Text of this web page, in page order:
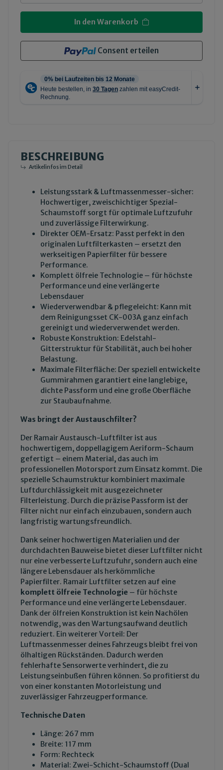
In den Warenkorb
Consent erteilen
BESCHREIBUNG
Artikelinfos im Detail
Leistungsstark & Luftmassenmesser-sicher:
Hochwertiger, zweischichtiger Spezial-
Schaumstoff sorgt für optimale Luftzufuhr
und zuverlässige Filterwirkung.
Direkter OEM-Ersatz: Passt perfekt in den
originalen Luftfilterkasten – ersetzt den
werkseitigen Papierfilter für bessere
Performance.
Komplett ölfreie Technologie – für höchste
Performance und eine verlängerte
Lebensdauer
Wiederverwendbar & pflegeleicht: Kann mit
dem Reinigungsset CK-003A ganz einfach
gereinigt und wiederverwendet werden.
Robuste Konstruktion: Edelstahl-
Gitterstruktur für Stabilität, auch bei hoher
Belastung.
Maximale Filterfläche: Der speziell entwickelte
Gummirahmen garantiert eine langlebige,
dichte Passform und eine große Oberfläche
zur Staubaufnahme.
Was bringt der Austauschfilter?
Der Ramair Austausch-Luftfilter ist aus
hochwertigem, doppellagigem Aeriform-Schaum
gefertigt – einem Material, das auch im
professionellen Motorsport zum Einsatz kommt. Die
spezielle Schaumstruktur kombiniert maximale
Luftdurchlässigkeit mit ausgezeichneter
Filterleistung. Durch die präzise Passform ist der
Filter nicht nur einfach einzubauen, sondern auch
langfristig wartungsfreundlich.
Dank seiner hochwertigen Materialien und der
durchdachten Bauweise bietet dieser Luftfilter nicht
nur eine verbesserte Luftzufuhr, sondern auch eine
längere Lebensdauer als herkömmliche
Papierfilter. Ramair Luftfilter setzen auf eine
komplett ölfreie Technologie – für höchste
Performance und eine verlängerte Lebensdauer.
Dank der ölfreien Konstruktion ist kein Nachölen
notwendig, was den Wartungsaufwand deutlich
reduziert. Ein weiterer Vorteil: Der
Luftmassenmesser deines Fahrzeugs bleibt frei von
ölhaltigen Rückständen. Dadurch werden
fehlerhafte Sensorwerte verhindert, die zu
Leistungseinbußen führen können. So profitierst du
von einer konstanten Motorleistung und
zuverlässiger Fahrzeugperformance.
Technische Daten
Länge: 267 mm
Breite: 117 mm
Form: Rechteck
Material: Zwei-Schicht-Schaumstoff (Dual